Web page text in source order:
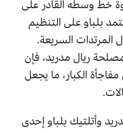
خط وسطه القادر على
بلباو على التنظيم
المرتدات السريعة.
ريال مدريد، فإن
الكبار، ما يجعل
وأتلتيك بلباو إحدى